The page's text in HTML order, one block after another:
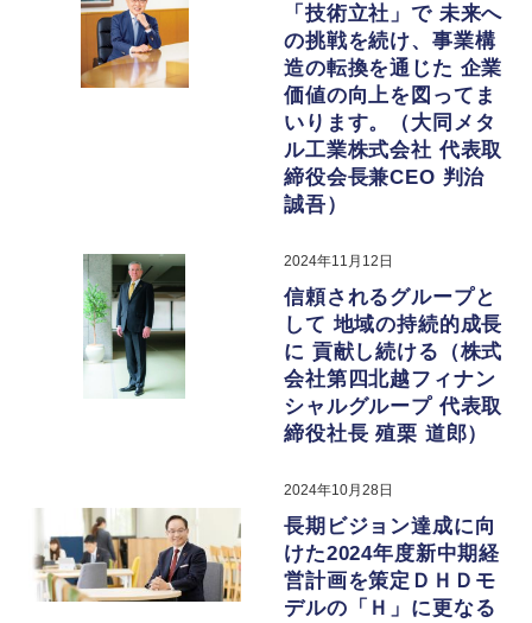
「技術立社」で 未来へ
の挑戦を続け、事業構
造の転換を通じた 企業
価値の向上を図ってま
いります。（大同メタ
ル工業株式会社 代表取
締役会長兼CEO 判治
誠吾）
2024年11月12日
信頼されるグループと
して 地域の持続的成長
に 貢献し続ける（株式
会社第四北越フィナン
シャルグループ 代表取
締役社長 殖栗 道郎）
2024年10月28日
長期ビジョン達成に向
けた2024年度新中期経
営計画を策定ＤＨＤモ
デルの「Ｈ」に更なる